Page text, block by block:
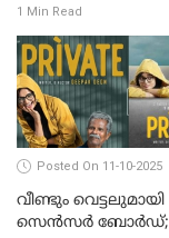
1 Min Read
Posted On 11-10-2025
വീണ്ടും വെട്ടലുമായി
സെന്‍സര്‍ ബോര്‍ഡ്;